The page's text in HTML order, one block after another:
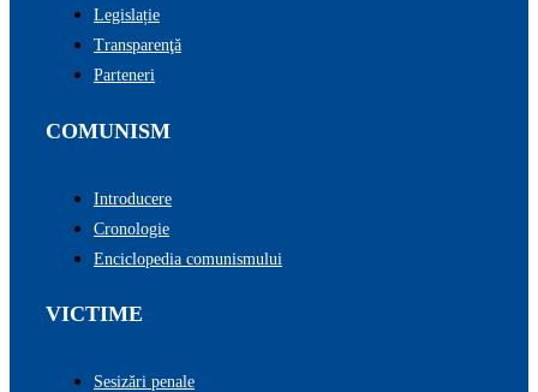
Legislație
Transparenţă
Parteneri
COMUNISM
Introducere
Cronologie
Enciclopedia comunismului
VICTIME
Sesizări penale